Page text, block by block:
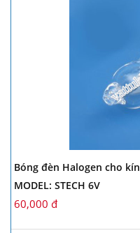
Bóng đèn Halogen cho
MODEL: STECH 6V
60,000 đ